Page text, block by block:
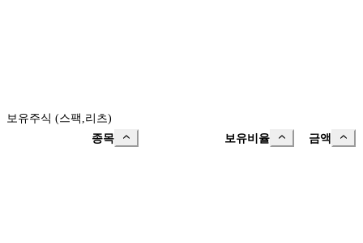
보유주식 (스팩,리츠)
종목
보유비율 금액